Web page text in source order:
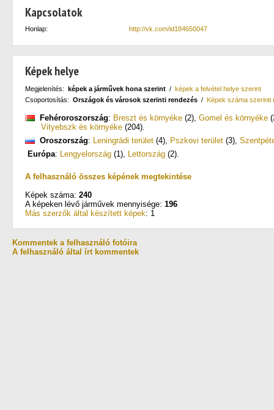
Kapcsolatok
Honlap: http://vk.com/id184650047
Képek helye
Megjelenítés: képek a járművek hona szerint / képek a felvétel helye szerint
Csoportosítás: Országok és városok szerinti rendezés / Képek száma szerinti
Fehéroroszország: Breszt és környéke (2), Gomel és környéke
Vityebszk és környéke (204).
Oroszország: Leningrádi terület (4), Pszkovi terület (3),
Európa: Lengyelország (1), Lettország (2).
A felhasználó összes képének megtekintése
Képek száma: 240
A képeken lévő járművek mennyisége: 196
Más szerzők által készített képek: 1
Kommentek a felhasználó fotóira
A felhasználó által írt kommentek